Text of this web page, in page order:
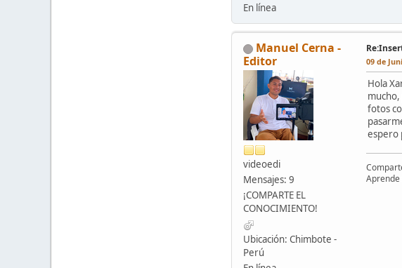
En línea
Manuel Cerna -
Editor
videoedi
Mensajes: 9
¡COMPARTE EL
CONOCIMIENTO!
Ubicación: Chimbote -
Perú
09 de
Hola
fotos
espero
Aprende